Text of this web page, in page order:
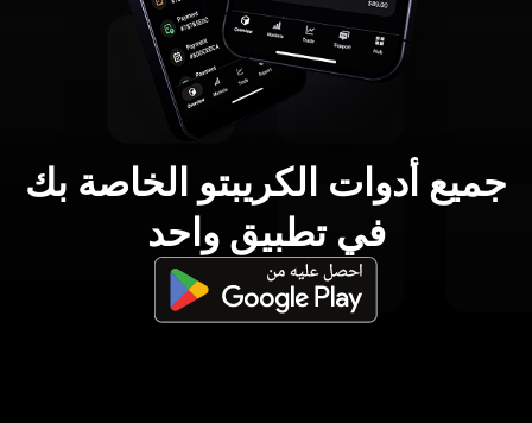
جميع أدوات الكريبتو الخاصة بك
في تطبيق واحد